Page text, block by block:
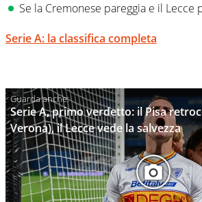
Se la Cremonese pareggia e il Lecce
Serie A: la classifica completa
Serie A, primo verdetto: il Pisa
Verona), il Lecce vede la salvezza